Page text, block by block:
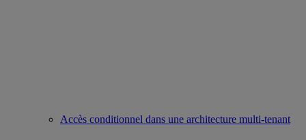
Accès conditionnel dans une architecture multi-tenant